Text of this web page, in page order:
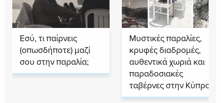
Εσύ, τι παίρνεις
(οπωσδήποτε) μαζί
σου στην παραλία;
Μυστικές παραλίες,
κρυφές διαδρομές,
αυθεντικά χωριά και
παραδοσιακές
ταβέρνες στην Κύπρο